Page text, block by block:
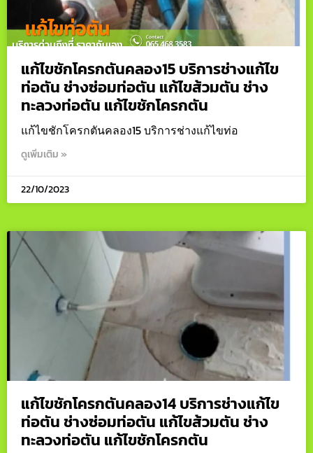
แก้ไขชักโครกตันคลอง15 บริการช่างแก้ไข
ท่อตัน ช่างซ่อมท่อตัน แก้ไขส้วมตัน ช่าง
ทะลวงท่อตัน แก้ไขชักโครกตัน
แก้ไขชักโครกตันคลอง15 บริการช่างแก้ไขท่อ
ดูเพิ่มเติม »
22/10/2023
แก้ไขชักโครกตันคลอง14 บริการช่างแก้ไข
ท่อตัน ช่างซ่อมท่อตัน แก้ไขส้วมตัน ช่าง
ทะลวงท่อตัน แก้ไขชักโครกตัน